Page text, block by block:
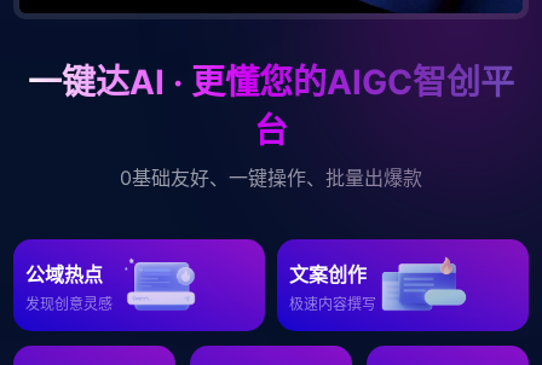
一键达AI · 更懂您的AIGC智创平
台
0基础友好、一键操作、批量出爆款
公域热点
发现创意灵感
文案创作
极速内容撰写